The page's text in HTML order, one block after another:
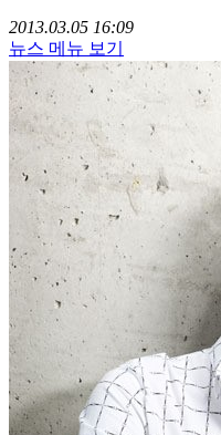
2013.03.05 16:09
뉴스 메뉴 보기